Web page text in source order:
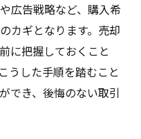
広告戦略など、購入希
カギとなります。売却
に把握しておくこと
うした手順を踏むこと
でき、後悔のない取引